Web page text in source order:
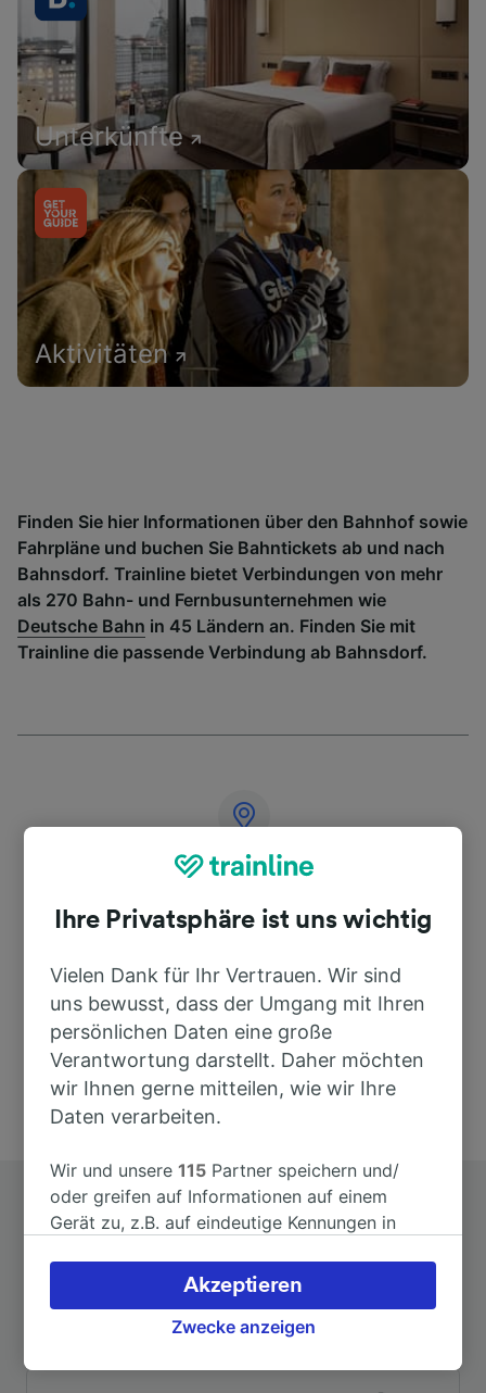
Unterkünfte
Aktivitäten
Finden Sie hier Informationen über den Bahnhof sowie
Fahrpläne und buchen Sie Bahntickets ab und nach
Bahnsdorf. Trainline bietet Verbindungen von mehr
als 270 Bahn- und Fernbusunternehmen wie
Deutsche Bahn in 45 Ländern an. Finden Sie mit
Trainline die passende Verbindung ab Bahnsdorf.
Adresse
Zollhausstr.
Deutschland
Top Strecken ab Bahnsdorf
Ihre Privatsphäre ist uns wichtig
Vielen Dank für Ihr Vertrauen. Wir sind
uns bewusst, dass der Umgang mit Ihren
persönlichen Daten eine große
Verantwortung darstellt. Daher möchten
wir Ihnen gerne mitteilen, wie wir Ihre
Daten verarbeiten.
Wir und unsere115 Partner speichern und/
oder greifen auf Informationen auf einem
Gerät zu, z.B. auf eindeutige Kennungen in
verarbeiten. Sie können Ihre Präferenzen
akzeptieren oder verwalten, einschließlich
Ihres Widerspruchsrechts bei berechtigtem
Zwecke anzeigen
Akzeptieren